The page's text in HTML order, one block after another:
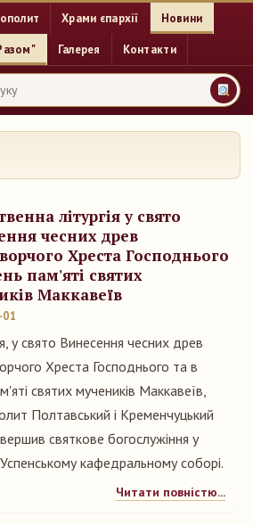
Храми єпархії Новини
Галерея Контакти
літургія у свято
чесних древ
Хреста Господнього
пам'яті святих
Маккавеїв
у свято Винесення чесних древ
Хреста Господнього та в
святих мучеників Маккавеїв,
Полтавський і Кременчуцький
святкове богослужіння у
кафедральному соборі.
Читати повністю...